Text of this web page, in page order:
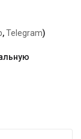
,Telegram)